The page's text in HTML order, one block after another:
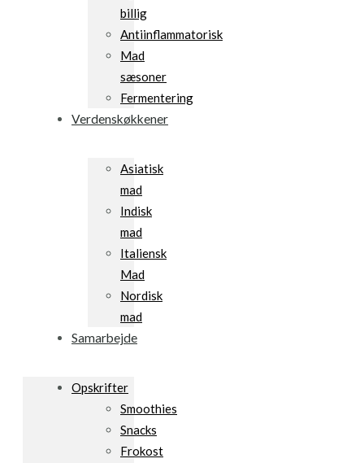
billig
Antiinflammatorisk
Mad
sæsoner
Fermentering
Verdenskøkkener
Asiatisk
mad
Indisk
mad
Italiensk
Mad
Nordisk
mad
Samarbejde
Opskrifter
Smoothies
Snacks
Frokost